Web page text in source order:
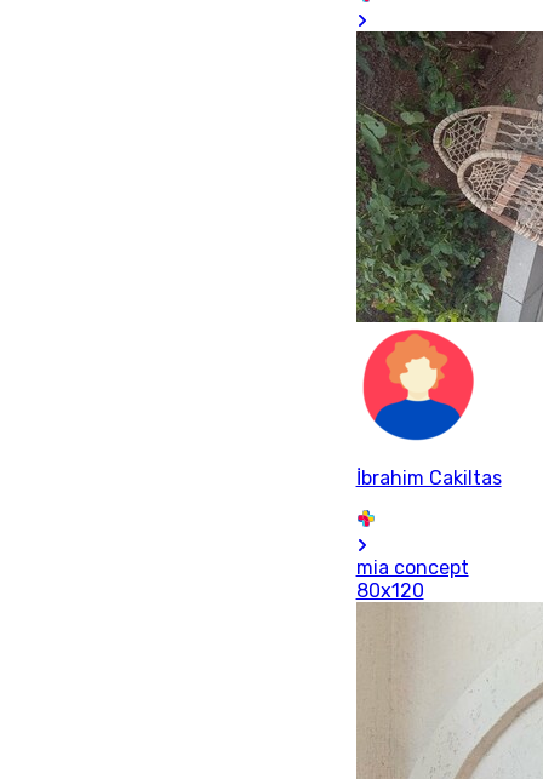
İbrahim Cakiltas
mia concept
80x120